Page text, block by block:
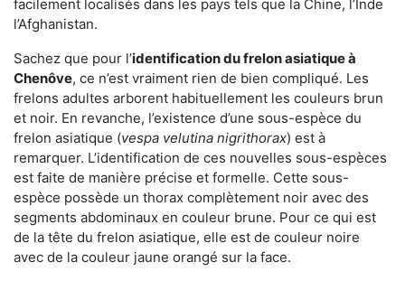
facilement localisés dans les pays tels que la Chine, l’Inde
l’Afghanistan.
Sachez que pour l’identification du frelon asiatiqueà
Chenôve, ce n’est vraiment rien de bien compliqué. Les
frelons adultes arborent habituellement les couleurs brun
et noir. En revanche, l’existence d’une sous-espèce du
frelon asiatique (vespa velutina nigrithorax) est à
remarquer. L’identification de ces nouvelles sous-espèces
est faite de manière précise et formelle. Cette sous-
espèce possède un thorax complètement noir avec des
segments abdominaux en couleur brune. Pour ce qui est
de la tête du frelon asiatique, elle est de couleur noire
avec de la couleur jaune orangé sur la face.